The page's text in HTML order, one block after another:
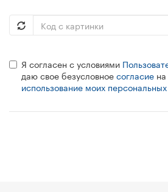
Я согласен с условиями
даю свое безусловноесогласие на
использование моих